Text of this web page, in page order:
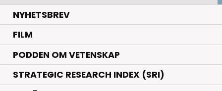
NYHETSBREV
FILM
PODDEN OM VETENSKAP
STRATEGIC RESEARCH INDEX (SRI)